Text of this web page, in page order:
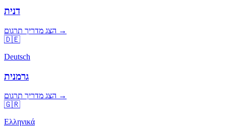
דנית
הצג מדריך תרגום →
🇩🇪
Deutsch
גרמנית
הצג מדריך תרגום →
🇬🇷
Ελληνικά